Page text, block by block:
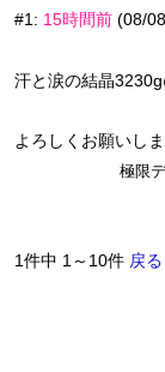
#1: 15時間前 (08/
汗と涙の結晶
よろしくお願いし
極限
1件中 1～10件 戻る